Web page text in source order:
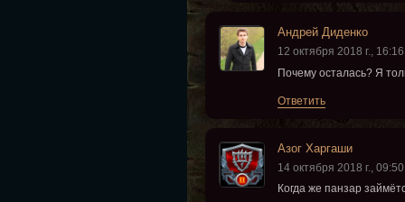
Андрей Диденко
12 октября 2018 г., 16:16
Почему осталась? Я
Ответить
Азог Харгаши
14 октября 2018 г., 09:50
Когда же панзар